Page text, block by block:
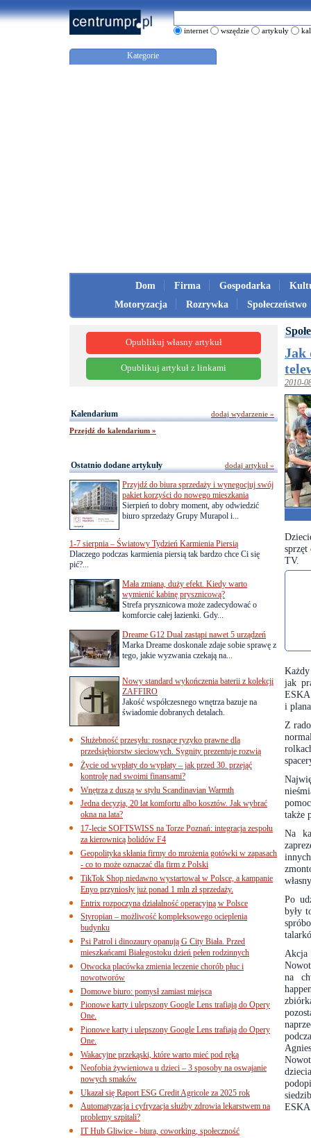
internet wszędzie artykuły
Kategorie
Dom Firma Gospodarka
Motoryzacja
Rozrywka Społeczeństwo
Jak
2010-
TV.
jak
i
Z
także
Na
Po
były
Akcja
na
ESKA
Opublikuj własny artykuł
Opublikuj artykuł z linkami
Kalendarium
Przejdź do kalendarium »
dodaj wydarzenie »
Ostatnio dodane artykuły
Przyjdź do biura sprzedaży i wynegocjuj swój
pakiet korzyści do nowego mieszkania
Sierpień to dobry moment, aby odwiedzić
biuro sprzedaży Grupy Murapol i...
1-7 sierpnia – Światowy Tydzień Karmienia Piersią
Dlaczego podczas karmienia piersią tak bardzo chce Ci się
pić?...
Mała zmiana, duży efekt. Kiedy warto
wymienić kabinę prysznicową?
Strefa prysznicowa może zadecydować o
komforcie całej łazienki. Gdy...
Dreame G12 Dual zastąpi nawet 5 urządzeń
Marka Dreame doskonale zdaje sobie sprawę z
tego, jakie wyzwania czekają na...
Nowy standard wykończenia baterii z kolekcji
ZAFFIRO
Jakość współczesnego wnętrza bazuje na
świadomie dobranych detalach.
Służebność przesyłu: rosnące ryzyko prawne dla
przedsiębiorstw sieciowych. Sygnity prezentuje rozwią
Życie od wypłaty do wypłaty – jak przed 30. przejąć
kontrolę nad swoimi finansami?
Wnętrza z duszą w stylu Scandinavian Warmth
Jedna decyzja, 20 lat komfortu albo kosztów. Jak wybrać
okna na lata?
17-lecie SOFTSWISS na Torze Poznań: integracja zespołu
za kierownicą bolidów F4
Geopolityka skłania firmy do mrożenia gotówki w zapasach
- co to może oznaczać dla firm z Polski
TikTok Shop niedawno wystartował w Polsce, a kampanie
Enyo przyniosły już ponad 1 mln zł sprzedaży.
Entrix rozpoczyna działalność operacyjną w Polsce
Styropian – możliwość kompleksowego ocieplenia
budynku
Psi Patrol i dinozaury opanują G City Biała. Przed
mieszkańcami Białegostoku dzień pełen rodzinnych
Otwocka placówka zmienia leczenie chorób płuc i
nowotworów
Domowe biuro: pomysł zamiast miejsca
Pionowe karty i ulepszony Google Lens trafiają do Opery
One.
Pionowe karty i ulepszony Google Lens trafiają do Opery
One.
Wakacyjne przekąski, które warto mieć pod ręką
Neofobia żywieniowa u dzieci – 3 sposoby na oswajanie
nowych smaków
Ukazał się Raport ESG Credit Agricole za 2025 rok
Automatyzacja i cyfryzacja służby zdrowia lekarstwem na
problemy szpitali?
IT Hub Gliwice - biura, coworking, społeczność
dodaj artykuł »